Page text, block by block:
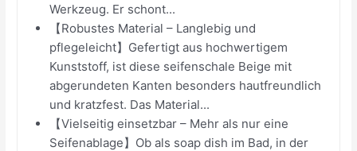
Werkzeug. Er schont...
【Robustes Material – Langlebig und
pflegeleicht】Gefertigt aus hochwertigem
Kunststoff, ist diese seifenschale Beige mit
abgerundeten Kanten besonders hautfreundlich
und kratzfest. Das Material...
【Vielseitig einsetzbar – Mehr als nur eine
Seifenablage】Ob als soap dish im Bad, in der